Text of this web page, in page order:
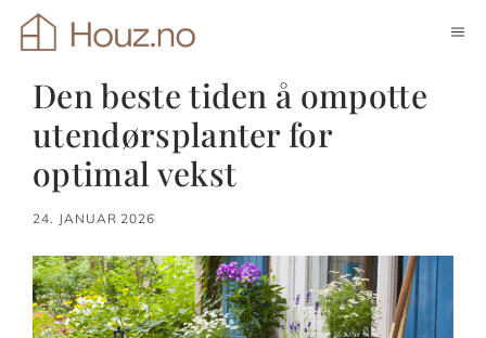
Hopp
Den beste tiden å ompotte
utendørsplanter for
optimal vekst
24. JANUAR 2026